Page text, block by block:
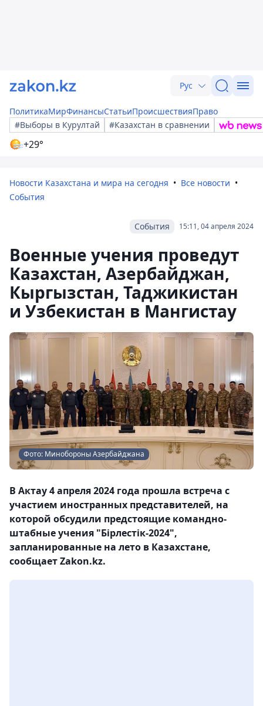
Рус
ПолитикаМирФинансыСтатьиПроисшествияПраво
#Выборы в Курултай
#Казахстан в сравнении
+29°
Новости Казахстана и мира на сегодня
Все новости
События
15:11, 04 апреля 2024
События
Военные учения проведут
Казахстан, Азербайджан,
Кыргызстан, Таджикистан
и Узбекистан в Мангистау
Фото: Минобороны Азербайджана
В Актау 4 апреля 2024 года прошла встреча с
участием иностранных представителей, на
которой обсудили предстоящие командно-
штабные учения "Бірлестік-2024",
запланированные на лето в Казахстане,
сообщает Zakon.kz.